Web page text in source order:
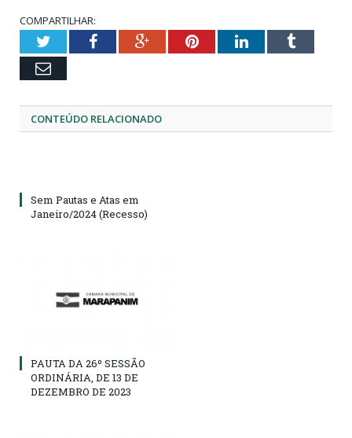
COMPARTILHAR:
TwitterFacebookGoogle+PinterestLinkedInTumblr
Email
CONTEÚDO RELACIONADO
Sem Pautas e Atas em
Janeiro/2024 (Recesso)
PAUTA DA 26º SESSÃO
ORDINÁRIA, DE 13 DE
DEZEMBRO DE 2023